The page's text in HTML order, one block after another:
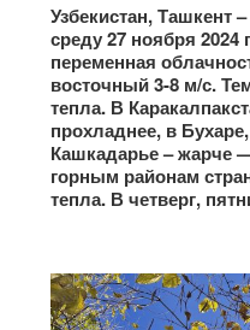
Узбекистан, Ташкент
среду 27 ноября 2024
переменная
восточный 3-8 м/с.
тепла. В
прохладнее, в
Кашкадарье – жарче
горным районам
тепла. В четверг,